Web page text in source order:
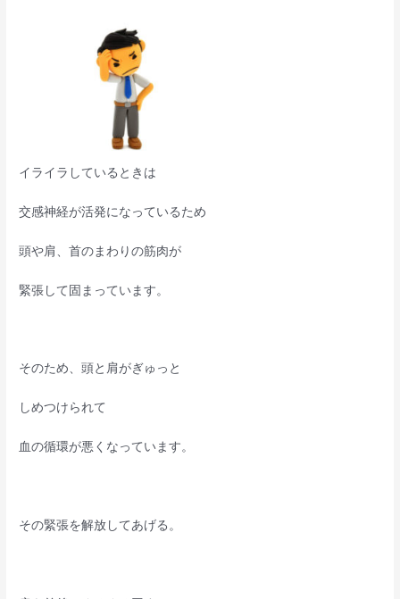
イライラしているときは
交感神経が活発になっているため
頭や肩、首のまわりの筋肉が
緊張して固まっています。
そのため、頭と肩がぎゅっと
しめつけられて
血の循環が悪くなっています。
その緊張を解放してあげる。